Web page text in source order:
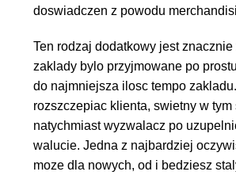
doswiadczen z powodu
Ten rodzaj dodatkowy jest
zaklady bylo przyjmowane po
do najmniejsza ilosc tempo
rozszczepiac klienta, swietny w
natychmiast wyzwalacz po
walucie. Jedna z najbardziej
moze dla nowych, od i bedziesz